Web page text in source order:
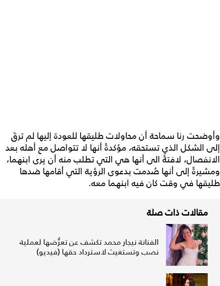
وأوضحت رنا سماحة أن محاولات طليقها للعودة إليها لم ترقَ
إلى الشكل الذي تستحقه، مؤكدةً أنها لا تتواصل مع أهله بعد
الانفصال، لافتةً الى أنها هي التي تطلب منه أن يرى ابنهما،
ومشيرةً إلى أنها صُدمت بدعوى الرؤية التي أقامها ضدها
طليقها في وقت كان فيه ابنهما معه.
مقالات ذات صلة
الفنانة نيجار محمد تكشف عن تعرُّضها لعملية
نصب وتستغيث لاسترداد حقها (فيديو)